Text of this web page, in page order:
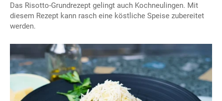
Das Risotto-Grundrezept gelingt auch Kochneulingen. Mit
diesem Rezept kann rasch eine köstliche Speise zubereitet
werden.